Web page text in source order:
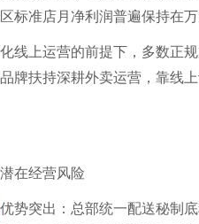
标准店月净利润普遍保持在
线上运营的前提下，多数正
牌扶持深耕外卖运营，靠线
在经营风险
优势突出：总部统一配送秘制